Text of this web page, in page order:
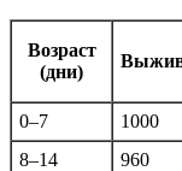
Возраст
(дни)
0–7 1000
8–14
960